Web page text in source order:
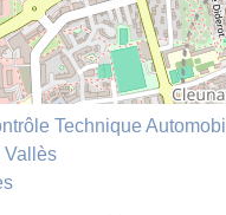
Technique
Vallès